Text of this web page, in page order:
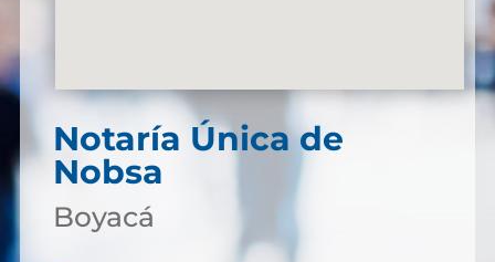
Notaría Única de
Nobsa
Boyacá